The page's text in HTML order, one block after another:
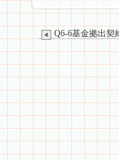
Q6-6基金拠出契